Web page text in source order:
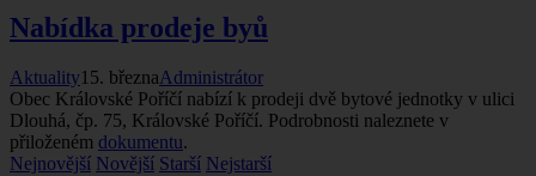
Nabí­dka prodeje byů
Aktuality15. březnaAdministrátor
Obec Královské Poří­čí­ nabí­zí­ k prodeji dvě bytové jednotky v ulici
Dlouhá, čp. 75, Královské Poří­čí­. Podrobnosti naleznete v
přiloženém dokumentu.
Nejnovější Novější Starší Nejstarší